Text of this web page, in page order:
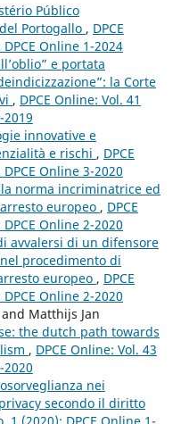
Público
Portogallo , DPCE
Online 1-2024
e portata
la Corte
, DPCE Online: Vol. 41
2019
innovative e
e rischi , DPCE
Online 3-2020
norma incriminatrice ed
europeo , DPCE
Online 2-2020
avvalersi di un difensore
procedimento di
europeo , DPCE
Online 2-2020
Matthijs Jan
the dutch path towards
, DPCE Online: Vol. 43
2020
nei
secondo il diritto